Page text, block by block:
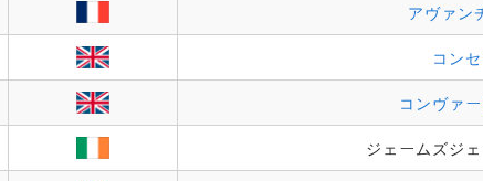
アヴァン
コン
コンヴァ
ジェームズジ